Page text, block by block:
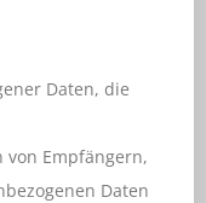
Daten, die
von Empfängern,
Daten